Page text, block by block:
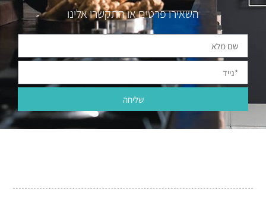
השאירו פרטים או התקשרו אלינו
שליחה